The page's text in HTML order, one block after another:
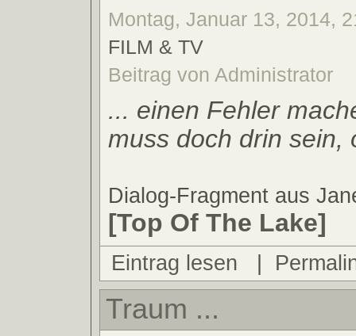
Montag, Januar 13, 2014,
FILM & TV
Beitrag von Administrator
... einen Fehler
muss doch drin sein,
Dialog-Fragment aus
[Top Of The Lake]
Eintrag lesen |
Traum ...